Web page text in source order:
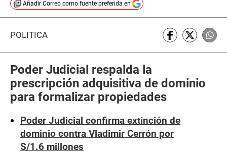
Añadir Correo como fuente preferida en
POLÍTICA
Poder Judicial respalda la
prescripción adquisitiva de dominio
para formalizar propiedades
Poder Judicial confirma extinción de
dominio contra Vladimir Cerrón por
S/1.6 millones